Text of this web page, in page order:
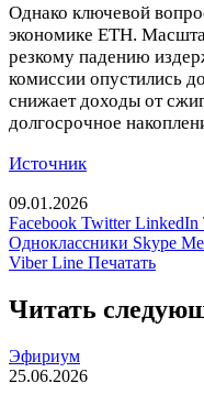
Однако ключевой
экономике ETH.
резкому падению
комиссии опустились
снижает доходы от
долгосрочное
Источник
09.01.2026
Facebook Twitter LinkedIn
Одноклассники Skype
Viber Line Печатать
Читать
Эфириум
25.06.2026